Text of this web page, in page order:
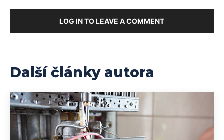
LOG IN TO LEAVE A COMMENT
Další články autora